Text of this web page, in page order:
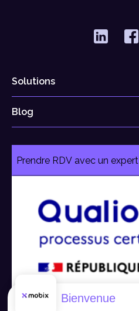
Solutions
Blog
Prendre RDV avec un expert
Bienvenue